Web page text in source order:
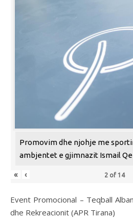
Promovim dhe njohje me
ambjentet e gjimnazit Ismail
« ‹ 2 of 14
Event Promocional – Teqball
dhe Rekreacionit (APR Tirana)